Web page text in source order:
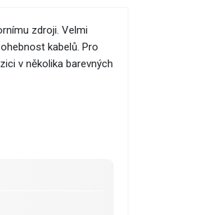
zdroji. Velmi
kabelů. Pro
v několika barevných